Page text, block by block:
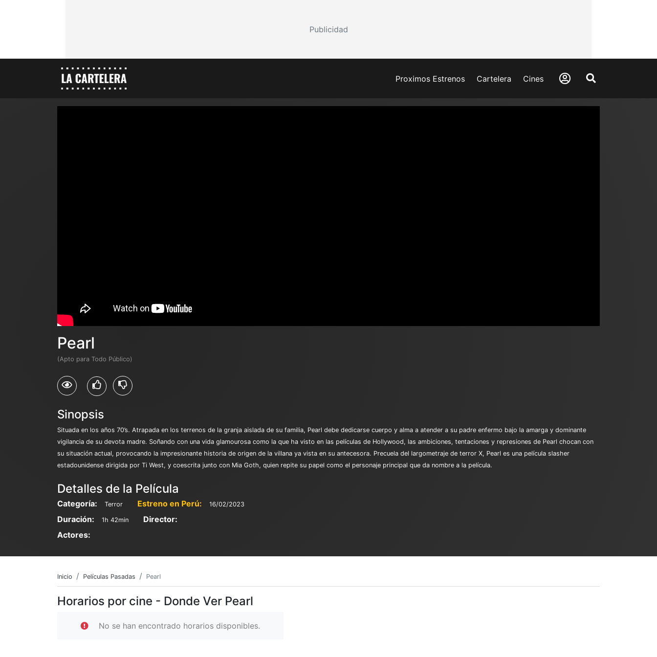
Publicidad
Proximos Estrenos Cartelera Cines
Pearl
(Apto para Todo Público)
Sinopsis
Situada en los años 70’s. Atrapada en los terrenos de la granja aislada de su familia, Pearl debe dedicarse cuerpo y alma a atender a su padre enfermo bajo la amarga y dominante
vigilancia de su devota madre. Soñando con una vida glamourosa como la que ha visto en las películas de Hollywood, las ambiciones, tentaciones y represiones de Pearl chocan con
su situación actual, provocando la impresionante historia de origen de la villana ya vista en su antecesora. Precuela del largometraje de terror X, Pearl es una película slasher
estadounidense dirigida por Ti West, y coescrita junto con Mia Goth, quien repite su papel como el personaje principal que da nombre a la película.
Detalles de la Película
Categoría: Terror Estreno en Perú: 16/02/2023
Duración: 1h 42min
Director:
Actores:
Inicio Películas Pasadas Pearl
Horarios por cine - Donde Ver Pearl
No se han encontrado horarios disponibles.